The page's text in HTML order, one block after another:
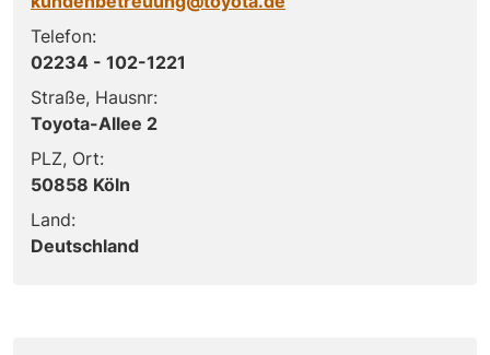
Telefon:
02234 - 102-1221
Straße, Hausnr:
Toyota-Allee 2
PLZ, Ort:
50858 Köln
Land:
Deutschland